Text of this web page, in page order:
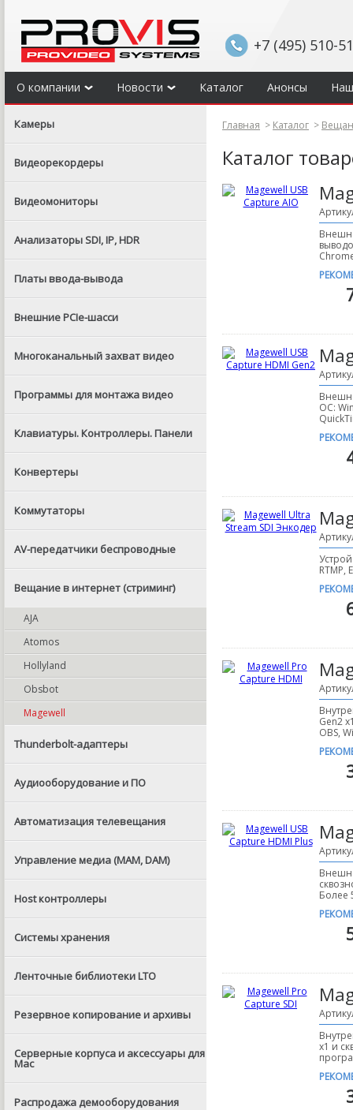
+7 (495) 510-
О компании Новости Каталог Анонсы
Камеры
Видеорекордеры
Видеомониторы
Анализаторы SDI, IP, HDR
Платы ввода-вывода
Внешние PCIe-шасси
Многоканальный захват видео
Программы для монтажа видео
Клавиатуры. Контроллеры. Панели
Конвертеры
Коммутаторы
AV-передатчики беспроводные
Вещание в интернет (стриминг)
AJA
Atomos
Hollyland
Obsbot
Magewell
Thunderbolt-адаптеры
Аудиооборудование и ПО
Автоматизация телевещания
Управление медиа (MAM, DAM)
Host контроллеры
Системы хранения
Ленточные библиотеки LTO
Резервное копирование и архивы
Серверные корпуса и аксессуары для
Mac
Распродажа демооборудования
Главная > Каталог >
Каталог
ОС:
RTMP,
Gen2
OBS,
Более
x1 и